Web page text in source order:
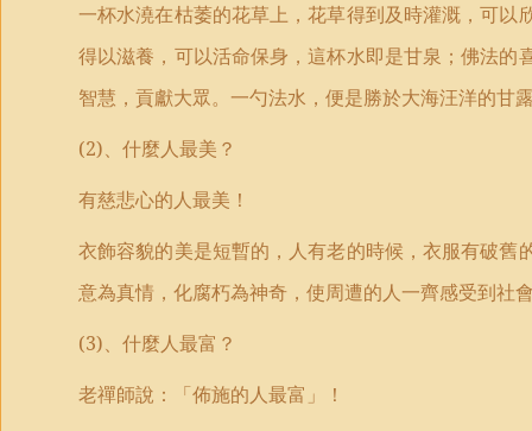
一杯水澆在枯萎的花草上，花草得到及時灌溉，可
得以滋養，可以活命保身，這杯水即是甘泉；佛法
智慧，貢獻大眾。一勺法水，便是勝於大海汪洋的甘
(2)、什麼人最美？
有慈悲心的人最美！
衣飾容貌的美是短暫的，人有老的時候，衣服有破
意為真情，化腐朽為神奇，使周遭的人一齊感受到社
(3)、什麼人最富？
老禪師說：「佈施的人最富」！